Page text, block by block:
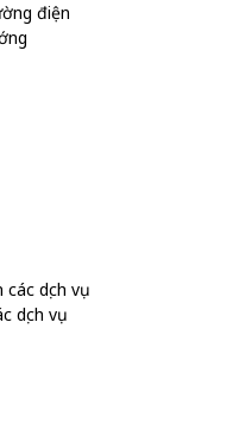
điện
các dịch vụ
dịch vụ